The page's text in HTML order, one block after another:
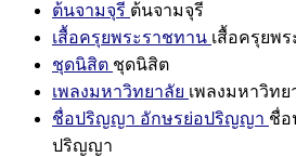
ต้นจามจุรี ต้นจามจุรี
เสื้อครุยพระราชทาน เสื้อครุยพ
ชุดนิสิต ชุดนิสิต
เพลงมหาวิทยาลัย เพลงมหาวิทย
ชื่อปริญญา อักษรย่อปริญญา ชื่อ
ปริญญา